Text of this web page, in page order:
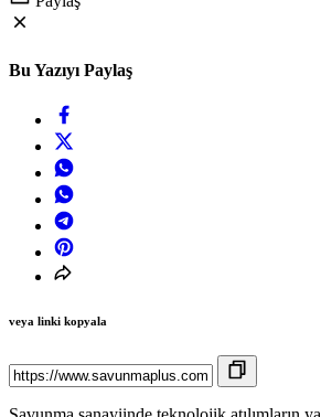
Bu Yazıyı Paylaş
veya linki kopyala